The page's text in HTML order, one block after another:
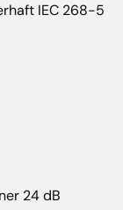
IEC 268-5
24 dB